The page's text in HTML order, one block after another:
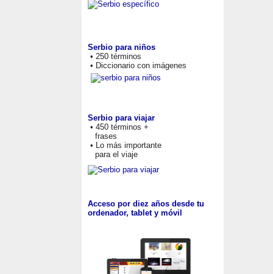
Serbio para niños
• 250 términos
• Diccionario con imágenes
Serbio para viajar
• 450 términos +
frases
• Lo más importante
para el viaje
Acceso por diez años desde tu
ordenador, tablet y móvil